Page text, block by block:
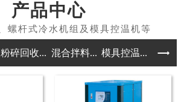
产品中心
粉碎回收... 混合拌料... 模具控温... 除湿